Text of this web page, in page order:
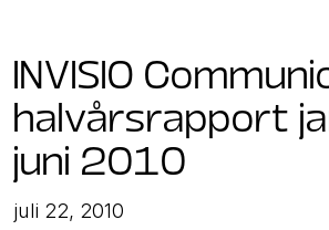
INVISIO
halvårsrapport
juni 2010
juli 22, 2010